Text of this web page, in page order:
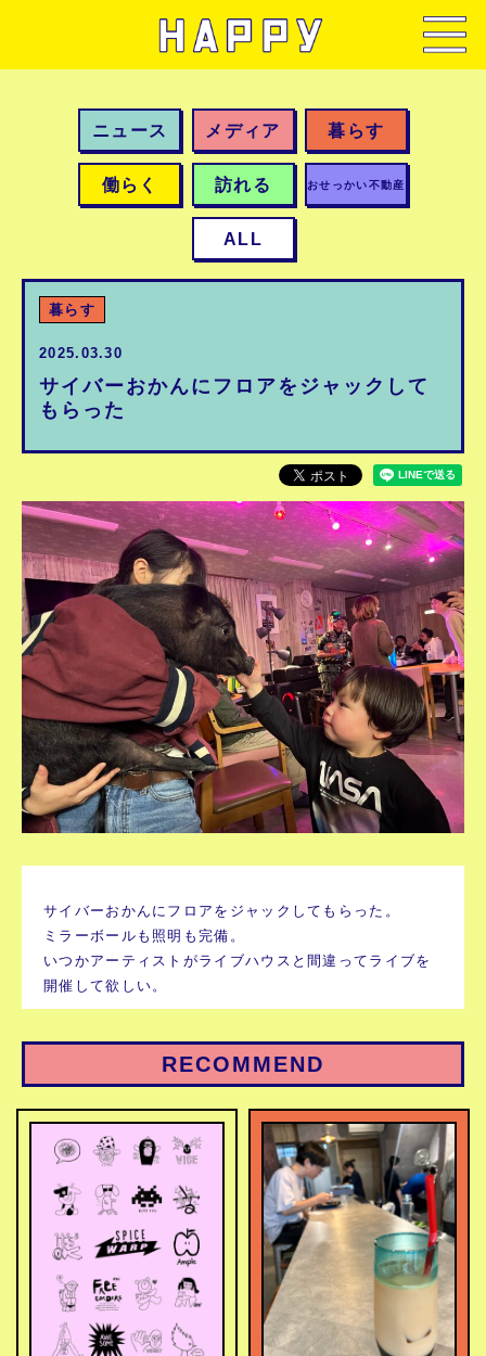
ニュース メディア 暮らす
働らく 訪れる おせっかい不動産
ALL
暮らす
2025.03.30
サイバーおかんにフロアをジャックして
もらった
サイバーおかんにフロアをジャックしてもらった。
ミラーボールも照明も完備。
いつかアーティストがライブハウスと間違ってライブを
開催して欲しい。
RECOMMEND